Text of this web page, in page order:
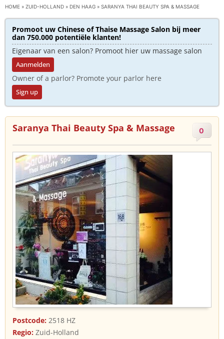
HOME » ZUID-HOLLAND » DEN HAAG » SARANYA THAI BEAUTY SPA & MASSAGE
Promoot uw Chinese of Thaise Massage Salon bij meer
dan 750.000 potentiële klanten!
Eigenaar van een salon? Promoot hier uw massage salon
Aanmelden
Owner of a parlor? Promote your parlor here
Sign up
Saranya Thai Beauty Spa & Massage 0
Postcode: 2518 HZ
Regio: Zuid-Holland